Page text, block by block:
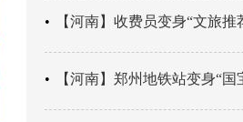
【河南】收费员变身“文旅推荐官”—豫鲁晋四地市交旅
【河南】郑州地铁站变身“国宝剧场”：乘客